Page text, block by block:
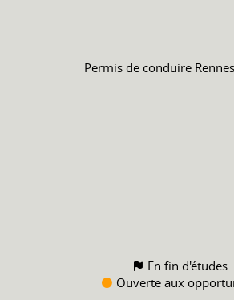
Permis de conduire
En fin d'études
Ouverte aux